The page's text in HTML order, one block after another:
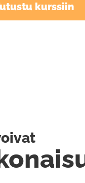
kurssiin